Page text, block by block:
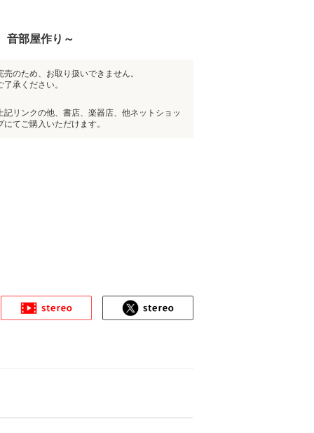
音部屋作り～
売のため、お取り扱いできません。
了承ください。
記リンクの他、書店、楽器店、他ネットショッ
にてご購入いただけます。